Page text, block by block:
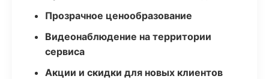
Прозрачное ценообразование
Видеонаблюдение на территории
сервиса
Акции и скидки для новых клиентов